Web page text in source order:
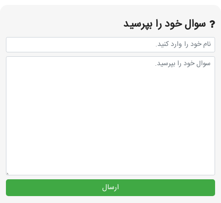
سوال خود را بپرسید
ارسال